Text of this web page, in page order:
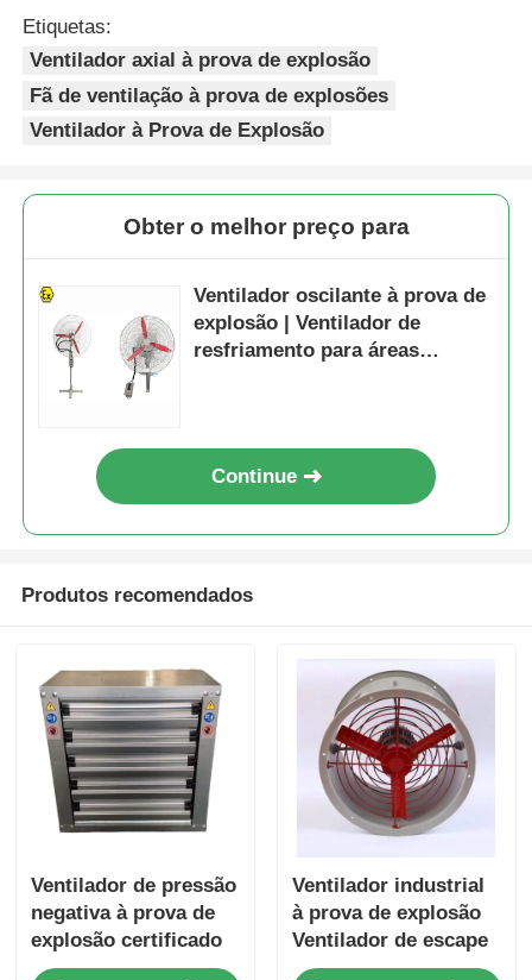
Etiquetas:
Ventilador axial à prova de explosão
Fã de ventilação à prova de explosões
Ventilador à Prova de Explosão
Obter o melhor preço para
Ventilador oscilante à prova de
explosão | Ventilador de
resfriamento para áreas
Continue
Produtos recomendados
Ventilador de pressão
negativa à prova de
explosão certificado
pela ATEX com caixa
Ventilador industrial
à prova de explosão
Ventilador de escape
de parede para